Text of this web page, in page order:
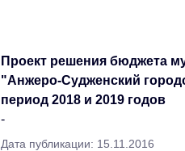
Проект решения бюджета
"Анжеро-Судженский
период 2018 и 2019 годов
-
Дата публикации: 15.11.2016